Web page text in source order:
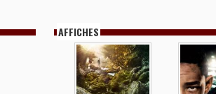
AFFICHES